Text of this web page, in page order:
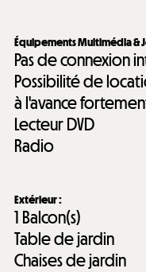
Équipements Multimédia &
Pas de connexion
Possibilité de
à l'avance
Lecteur DVD
Radio
Extérieur:
1 Balcon(s)
Table de jardin
Chaises de jardin